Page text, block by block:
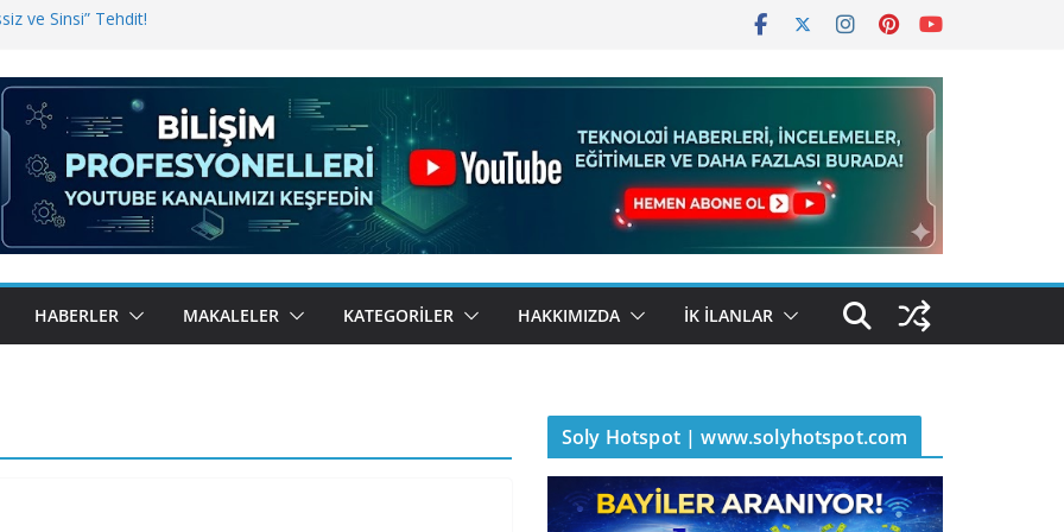
ve Sinsi” Tehdit!
Bugün BulutTahsilat’ta
Kemal Oral Tüm Sorularımızı
HABERLER MAKALELER KATEGORILER HAKKIMIZDA İK İLANLAR
Soly Hotspot | www.solyhotspot.com